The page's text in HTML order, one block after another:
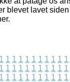
blevet lavet
1 1 1 1 1 1 1 1 1 1 1
1 1 1 1 1 1 1 1 1 1 1
1 1 1 1 1 1 1 1 1 1 1